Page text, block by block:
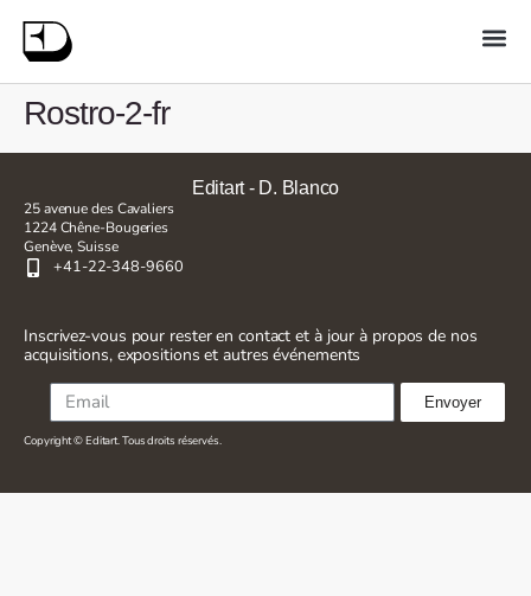
Rostro-2-fr
Editart - D. Blanco
25 avenue des Cavaliers
1224 Chêne-Bougeries
Genève, Suisse
+41-22-348-9660
Inscrivez-vous pour rester en contact et à jour à propos de nos
acquisitions, expositions et autres événements
Envoyer
Copyright © Editart. Tous droits réservés.